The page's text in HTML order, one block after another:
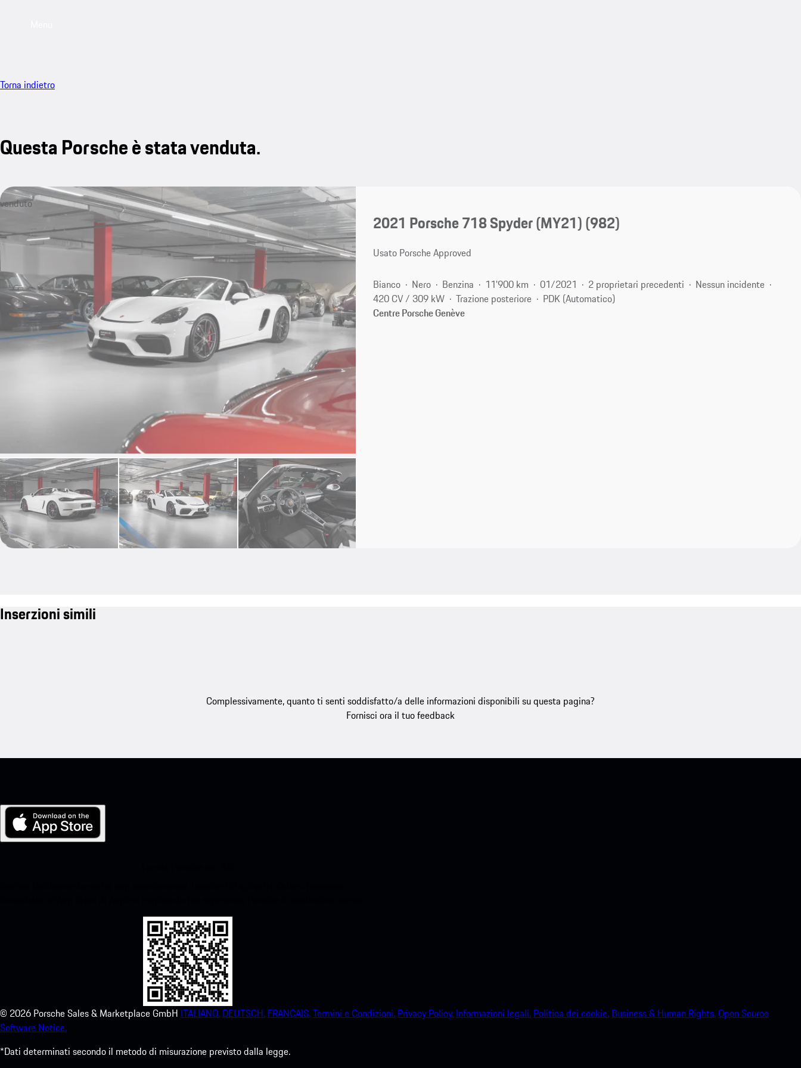
Torna indietro
Questa Porsche è stata venduta.
venduto
2021 Porsche 718 Spyder (MY21)(982)
Usato Porsche Approved
Bianco Nero Benzina 11'900 km 01/2021 2 proprietari precedenti
Nessun incidente
420 CV / 309 kW
Trazione posteriore
PDK (Automatico)
Centre Porsche Genève
Inserzioni simili
Complessivamente, quanto ti senti soddisfatto/a delle informazioni disponibili su questa pagina?
Fornisci ora il tuo feedback
© 2026 Porsche Sales & Marketplace GmbH ITALIANO. DEUTSCH. FRANCAIS.Termini e Condizioni. Privacy Policy. Informazioni legali. Politica dei cookie. Business & Human Rights.Open Source
Software Notice.
*Dati determinati secondo il metodo di misurazione previsto dalla legge.